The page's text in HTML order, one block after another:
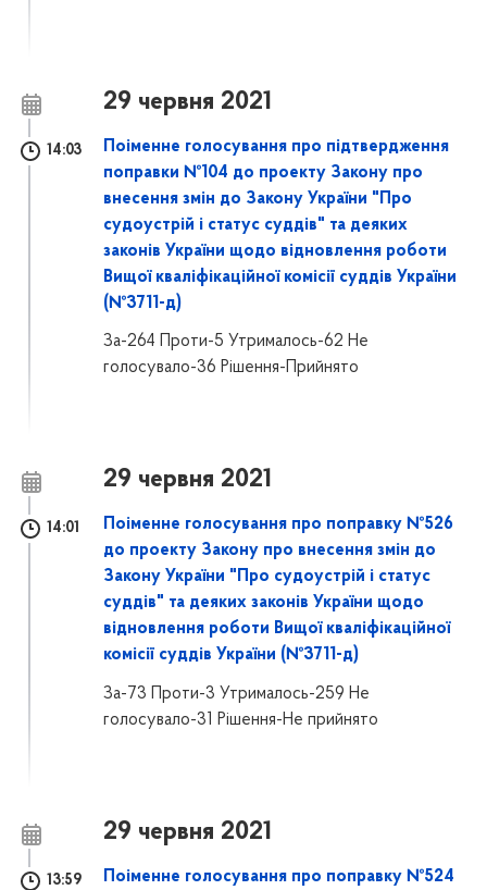
29 червня 2021
14:03
Поіменне голосування про підтвердження
поправки №104 до проекту Закону про
внесення змін до Закону України "Про
судоустрій і статус суддів" та деяких
законів України щодо відновлення роботи
Вищої кваліфікаційної комісії суддів України
(№3711-д)
За-264 Проти-5 Утрималось-62 Не
голосувало-36 Рішення-Прийнято
29 червня 2021
14:01
Поіменне голосування про поправку №526
до проекту Закону про внесення змін до
Закону України "Про судоустрій і статус
суддів" та деяких законів України щодо
відновлення роботи Вищої кваліфікаційної
комісії суддів України (№3711-д)
За-73 Проти-3 Утрималось-259 Не
голосувало-31 Рішення-Не прийнято
29 червня 2021
13:59
Поіменне голосування про поправку №524